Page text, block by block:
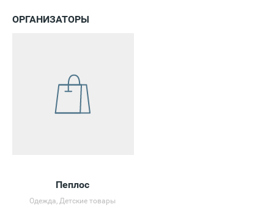
ОРГАНИЗАТОРЫ
Пеплос
Одежда, Детские товары